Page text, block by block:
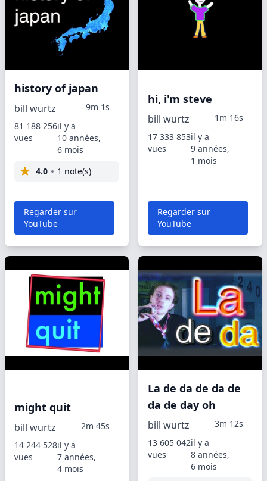
history of japan
bill wurtz
9m 1s
81 188 256
vues
il y a
10 années,
6 mois
4.0
1 note(s)
Regarder sur
YouTube
hi, i'm steve
bill wurtz
1m 16s
17 333 853
vues
il y a
9 années,
1 mois
Regarder sur
YouTube
might quit
bill wurtz
2m 45s
14 244 528
vues
il y a
7 années,
4 mois
La de da de da de
da de day oh
bill wurtz
3m 12s
13 605 042
vues
il y a
8 années,
6 mois